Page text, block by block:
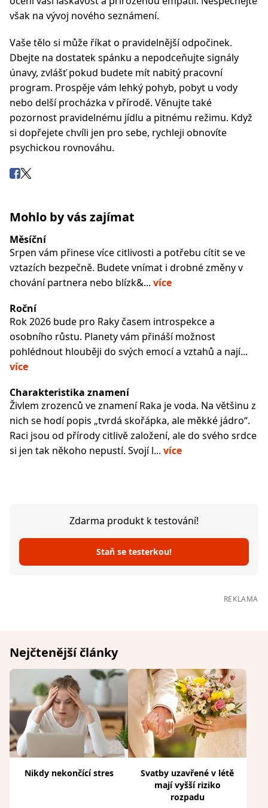
však na vývoj nového seznámení.
Vaše tělo si může říkat o pravidelnější odpočinek.
Dbejte na dostatek spánku a nepodceňujte signály
únavy, zvlášť pokud budete mít nabitý pracovní
program. Prospěje vám lehký pohyb, pobyt u vody
nebo delší procházka v přírodě. Věnujte také
pozornost pravidelnému jídlu a pitnému režimu. Když
si dopřejete chvíli jen pro sebe, rychleji obnovíte
psychickou rovnováhu.
Mohlo by vás zajímat
Měsíční
Srpen vám přinese více citlivosti a potřebu cítit se ve
vztazích bezpečně. Budete vnímat i drobné změny v
chování partnera nebo blízk&... více
Roční
Rok 2026 bude pro Raky časem introspekce a
osobního růstu. Planety vám přináší možnost
pohlédnout hlouběji do svých emocí a vztahů a nají...
více
Charakteristika znamení
Živlem zrozenců ve znamení Raka je voda. Na většinu z
nich se hodí popis „tvrdá skořápka, ale měkké jádro“.
Raci jsou od přírody citlivě založení, ale do svého srdce
si jen tak někoho nepustí. Svojí l... více
Zdarma produkt k testování!
Staň se testerkou!
REKLAMA
Nejčtenější články
Nikdy nekončící stres
Svatby uzavřené v létě
mají vyšší riziko
rozpadu